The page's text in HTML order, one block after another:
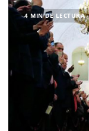
4 MIN DE LECTURA